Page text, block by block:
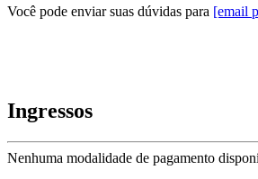
Você pode enviar suas dúvidas para [email
Ingressos
Nenhuma modalidade de pagamento